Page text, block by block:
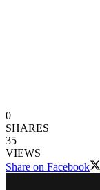
0
SHARES
35
VIEWS
Share on Facebook